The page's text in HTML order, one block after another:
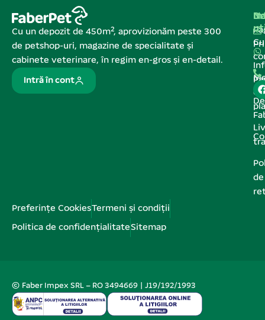
Cu un depozit de 450m², aprovizionăm peste 300
de petshop-uri, magazine de specialitate și
cabinete veterinare, în regim en-gros și en-detail.
Intră în cont
de
de
Preferințe CookiesTermeni și condiții
Politica de confidențialitateSitemap
© Faber Impex SRL – RO 3494669 | J19/192/1993